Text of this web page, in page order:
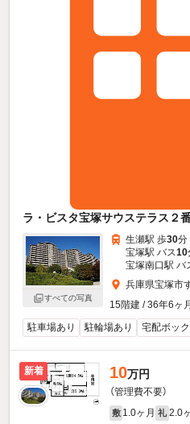
ラ・ビスタ宝塚サウステラス２
すべての写真
生瀬駅 歩30分
宝塚駅 バス10
宝塚南口駅 バ
兵庫県宝塚市
15階建 / 36年6ヶ
駐車場あり
駐輪場あり 宅配ボッ
新着 10万円
（管理費不要）
敷 1.0ヶ月 礼 2.0